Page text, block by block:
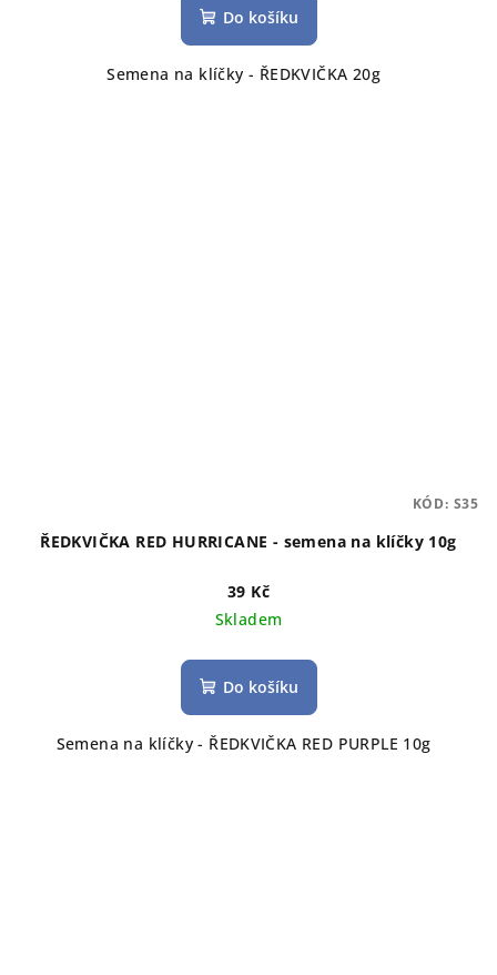
Do košíku
Semena na klíčky - ŘEDKVIČKA 20g
ŘEDKVIČKA RED HURRICANE - semena na klíčky 10g
39 Kč
Skladem
Do košíku
Semena na klíčky - ŘEDKVIČKA RED PURPLE 10g
KÓD: S35